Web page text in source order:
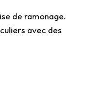
de ramonage.
avec des